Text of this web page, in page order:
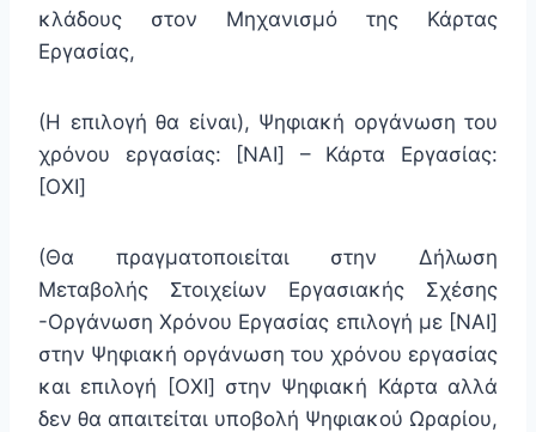
κλάδους στον Μηχανισμό της Κάρτας
Εργασίας,
(Η επιλογή θα είναι), Ψηφιακή οργάνωση του
χρόνου εργασίας: [ΝΑΙ] – Κάρτα Εργασίας:
[ΟΧΙ]
(Θα πραγματοποιείται στην Δήλωση
Μεταβολής Στοιχείων Εργασιακής Σχέσης
-Οργάνωση Χρόνου Εργασίας επιλογή με [ΝΑΙ]
στην Ψηφιακή οργάνωση του χρόνου εργασίας
και επιλογή [ΟΧΙ] στην Ψηφιακή Κάρτα αλλά
δεν θα απαιτείται υποβολή Ψηφιακού Ωραρίου,